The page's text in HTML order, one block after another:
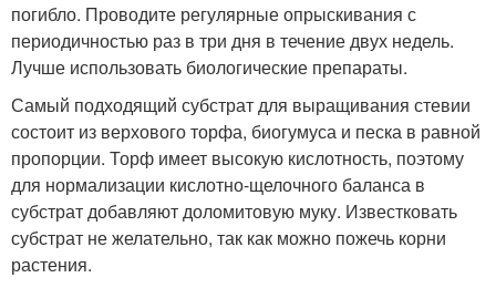
погибло. Проводите регулярные опрыскивания с
периодичностью раз в три дня в течение двух недель.
Лучше использовать биологические препараты.
Самый подходящий субстрат для выращивания стевии
состоит из верхового торфа, биогумуса и песка в равной
пропорции. Торф имеет высокую кислотность, поэтому
для нормализации кислотно-щелочного баланса в
субстрат добавляют доломитовую муку. Известковать
субстрат не желательно, так как можно пожечь корни
растения.